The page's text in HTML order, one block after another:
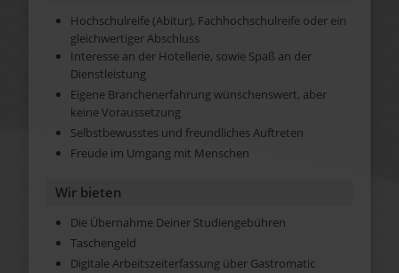
Hochschulreife (Abitur), Fachhochschulreife oder ein
gleichwertiger Abschluss
Interesse an der Hotellerie, sowie Spaß an der
Dienstleistung
Eigene Branchenerfahrung wünschenswert, aber
keine Voraussetzung
Selbstbewusstes und freundliches Auftreten
Freude im Umgang mit Menschen
Wir bieten
Die Übernahme Deiner Studiengebühren
Taschengeld
Digitale Arbeitszeiterfassung über Gastromatic